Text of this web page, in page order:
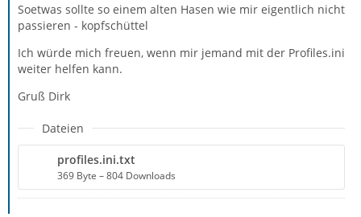
Soetwas sollte so einem alten Hasen wie mir eigentlich nicht
passieren - kopfschüttel
Ich würde mich freuen, wenn mir jemand mit der Profiles.ini
weiter helfen kann.
Gruß Dirk
Dateien
profiles.ini.txt
369 Byte – 804 Downloads